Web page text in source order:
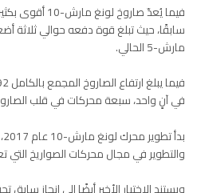
فيما يُعدّ صاروخ
سابقًا، حيث تبلغ قوة دفعه حوالي ثلاثة
مارش-5 الحالي.
في آنٍ واحد، سبعة محركات في قلب
والتطوير في مجال محركاتالصواريخالتي